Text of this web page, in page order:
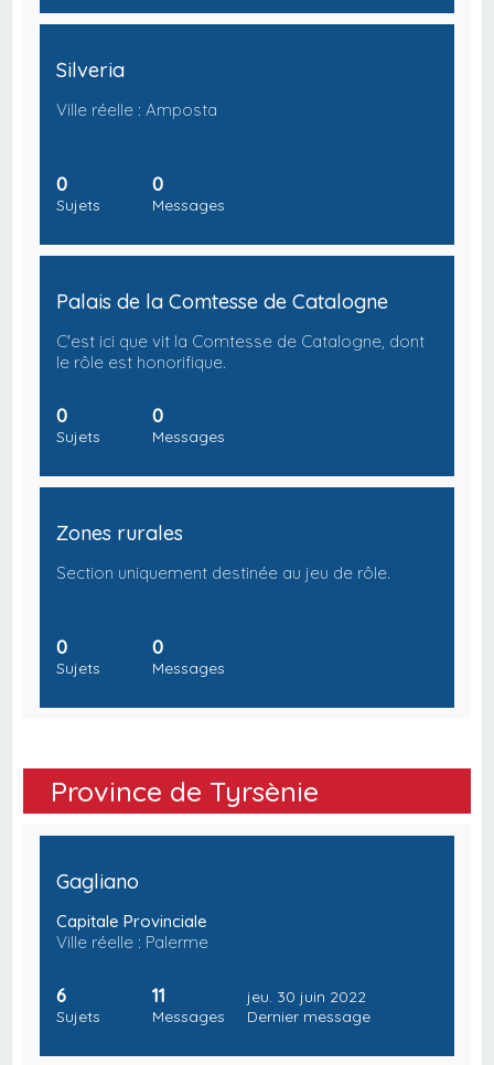
Silveria
Ville réelle : Amposta
0
Sujets
0
Messages
Palais de la Comtesse de Catalogne
C'est ici que vit la Comtesse de Catalogne, dont
le rôle est honorifique.
0
Sujets
0
Messages
Zones rurales
Section uniquement destinée au jeu de rôle.
0
Sujets
0
Messages
Province de Tyrsènie
Gagliano
Capitale Provinciale
Ville réelle : Palerme
6
Sujets
11
Messages
jeu. 30 juin 2022
Dernier message